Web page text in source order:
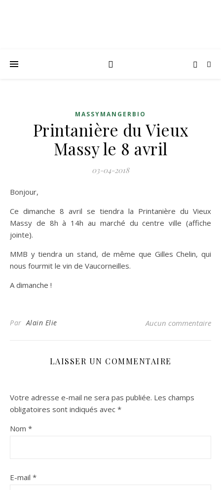
MASSYMANGERBIO
Printanière du Vieux
Massy le 8 avril
03-04-2018
Bonjour,
Ce dimanche 8 avril se tiendra la Printanière du Vieux
Massy de 8h à 14h au marché du centre ville (affiche
jointe).
MMB y tiendra un stand, de même que Gilles Chelin, qui
nous fourmit le vin de Vaucorneilles.
A dimanche !
ParAlain Elie Aucun commentaire
LAISSER UN COMMENTAIRE
Votre adresse e-mail ne sera pas publiée. Les champs
obligatoires sont indiqués avec *
Nom *
E-mail *